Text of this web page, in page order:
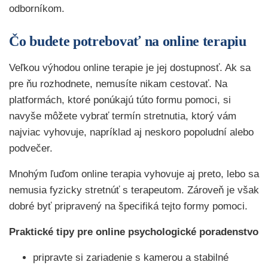
odborníkom.
Čo budete potrebovať na online terapiu
Veľkou výhodou online terapie je jej dostupnosť. Ak sa
pre ňu rozhodnete, nemusíte nikam cestovať. Na
platformách, ktoré ponúkajú túto formu pomoci, si
navyše môžete vybrať termín stretnutia, ktorý vám
najviac vyhovuje, napríklad aj neskoro popoludní alebo
podvečer.
Mnohým ľuďom online terapia vyhovuje aj preto, lebo sa
nemusia fyzicky stretnúť s terapeutom. Zároveň je však
dobré byť pripravený na špecifiká tejto formy pomoci.
Praktické tipy pre online psychologické poradenstvo
pripravte si zariadenie s kamerou a stabilné